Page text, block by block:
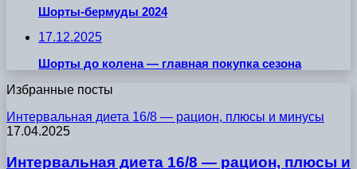
Шорты-бермуды 2024
17.12.2025
Шорты до колена — главная покупка сезона
Избранные посты
Интервальная диета 16/8 — рацион, плюсы и минусы
17.04.2025
Интервальная диета 16/8 — рацион, плюсы и